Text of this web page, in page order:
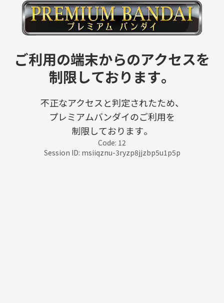
ご利用の端末からのアクセスを
制限しております。
不正なアクセスと判定されたため、
プレミアムバンダイのご利用を
制限しております。
Code: 12
Session ID: msiiqznu-3ryzp8jjzbp5u1p5p